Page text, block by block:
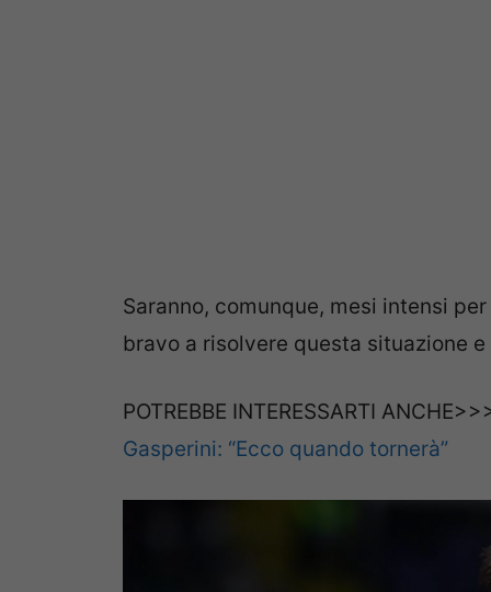
Saranno, comunque, mesi intensi
bravo a risolvere questa situazione e
POTREBBE INTERESSARTI
Gasperini: “Ecco quando tornerà”